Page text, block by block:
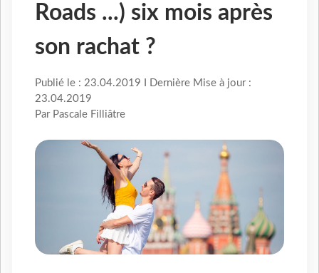
Roads ...) six mois après
son rachat ?
Publié le : 23.04.2019 I Dernière Mise à jour :
23.04.2019
Par Pascale Filliâtre